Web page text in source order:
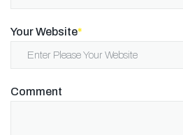
Your Website*
Comment